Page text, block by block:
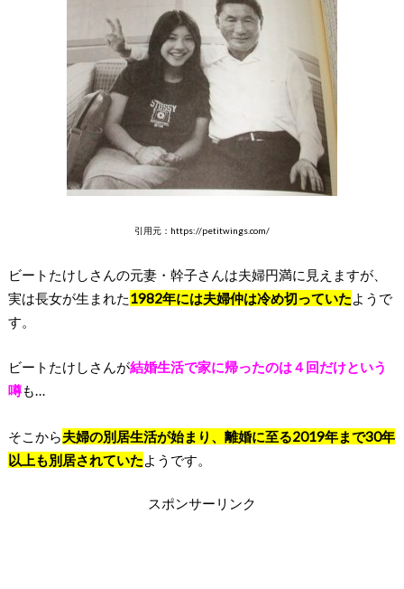
引用元：https://petitwings.com/
ビートたけしさんの元妻・幹子さんは夫婦円満に見えますが、
実は長女が生まれた1982年には夫婦仲は冷め切っていたようで
す。
ビートたけしさんが結婚生活で家に帰ったのは４回だけという
噂も…
そこから夫婦の別居生活が始まり、離婚に至る2019年まで30年
以上も別居されていたようです。
スポンサーリンク